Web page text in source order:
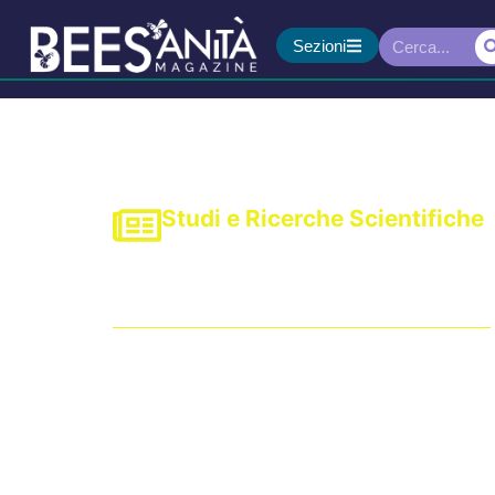
Sezioni
Studi e Ricerche Scientifiche